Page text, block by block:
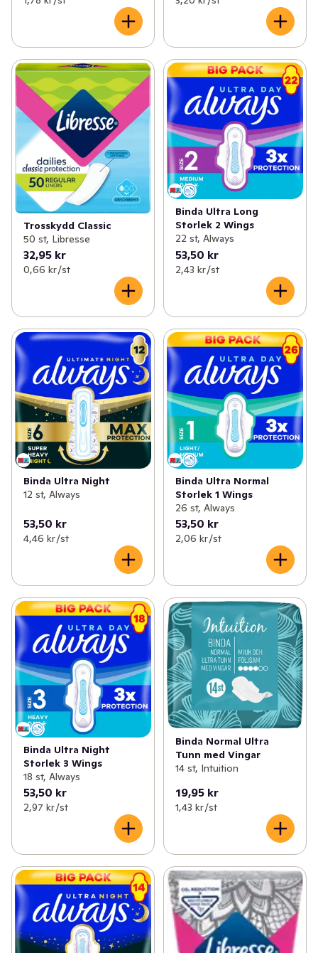
Trosskydd Classic
50 st, Libresse
32,95 kr
0,66 kr /st
Binda Ultra Long
Storlek 2 Wings
22 st, Always
53,50 kr
2,43 kr /st
Binda Ultra Night
12 st, Always
53,50 kr
4,46 kr /st
Binda Ultra Normal
Storlek 1 Wings
26 st, Always
53,50 kr
2,06 kr /st
Binda Ultra Night
Storlek 3 Wings
18 st, Always
53,50 kr
2,97 kr /st
Binda Normal Ultra
Tunn med Vingar
14 st, Intuition
19,95 kr
1,43 kr /st